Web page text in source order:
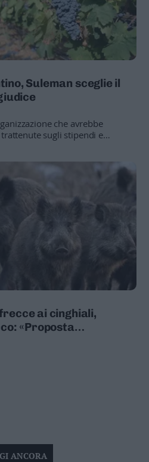
Suleman sceglie il
che avrebbe
sugli stipendi e
ai braccianti
ai cinghiali,
«Proposta
ANCORA